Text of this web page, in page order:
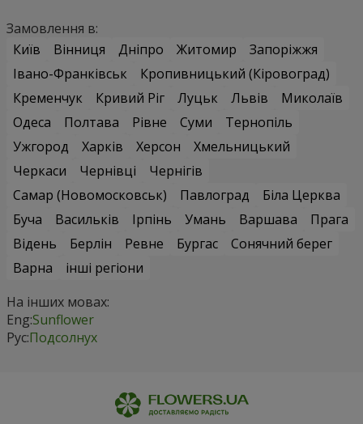
Замовлення в:
Київ
Вінниця Дніпро Житомир
Запоріжжя
Івано-Франківськ
Кропивницький (Кіровоград)
Кременчук
Кривий Ріг Луцьк Львів
Миколаїв
Одеса
Полтава Рівне Суми
Тернопіль
Ужгород
Харків Херсон
Хмельницький
Черкаси
Чернівці
Чернігів
Самар (Новомосковськ)
Павлоград
Біла Церква
Буча
Васильків Ірпінь Умань Варшава
Прага
Відень
Берлін Ревне Бургас
Сонячний берег
Варна
інші регіони
На інших мовах:
Eng:Sunflower
Рус:Подсолнух